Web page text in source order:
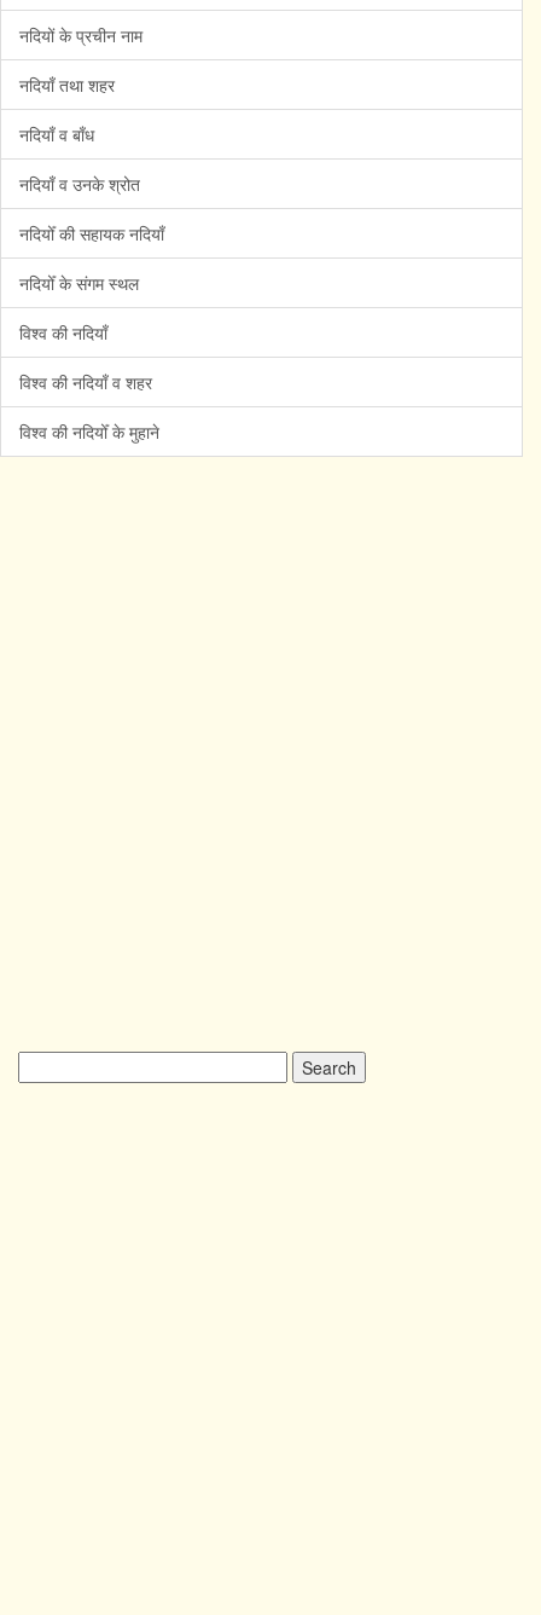
नदियों के प्रचीन नाम
नदियाँ तथा शहर
नदियाँ व बाँध
नदियाँ व उनके श्रोत
नदियोँ की सहायक नदियाँ
नदियोँ के संगम स्थल
विश्व की नदियाँ
विश्व की नदियाँ व शहर
विश्व की नदियोँ के मुहाने